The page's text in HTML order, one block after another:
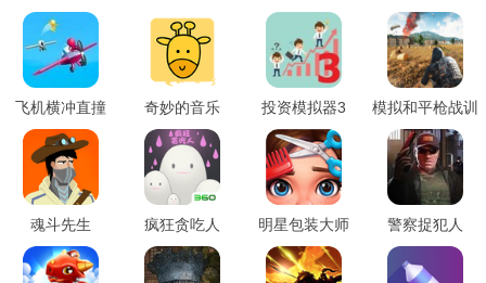
3D
飞机横冲直撞 奇妙的音乐 投资模拟器3
模拟和平枪战训
练
魂斗先生 疯狂贪吃人 明星包装大师 警察捉犯人